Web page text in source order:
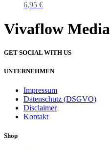
6,95 €
Vivaflow Media
GET SOCIAL WITH US
UNTERNEHMEN
Impressum
Datenschutz (DSGVO)
Disclaimer
Kontakt
Shop